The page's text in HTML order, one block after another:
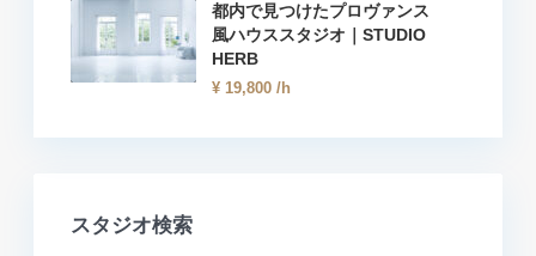
都内で見つけたプロヴァンス
風ハウススタジオ｜STUDIO
HERB
¥ 19,800 /h
スタジオ検索